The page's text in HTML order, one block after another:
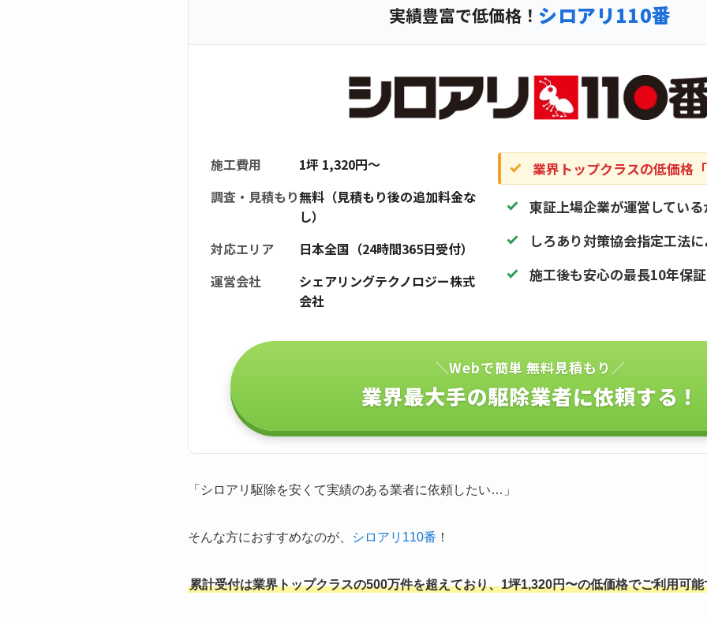
実績豊富で低価格！ シロアリ110番
施工費用
1坪 1,320円〜
調査・見積もり無料（見積もり後の追加料金な
し）
対応エリア
日本全国（24時間365日受付）
運営会社
シェアリングテクノロジー株式
会社
業界トップクラスの低価格
東証上場企業が運営してい
しろあり対策協会指定工法
施工後も安心の最長10年保
＼Webで簡単 無料見積もり／
業界最大手の駆除業者に依頼する！
「シロアリ駆除を安くて実績のある業者に依頼したい…」
そんな方におすすめなのが、 シロアリ110番 ！
累計受付は業界トップクラスの500万件を超えており、1坪1,320円〜の低価格でご利用可能